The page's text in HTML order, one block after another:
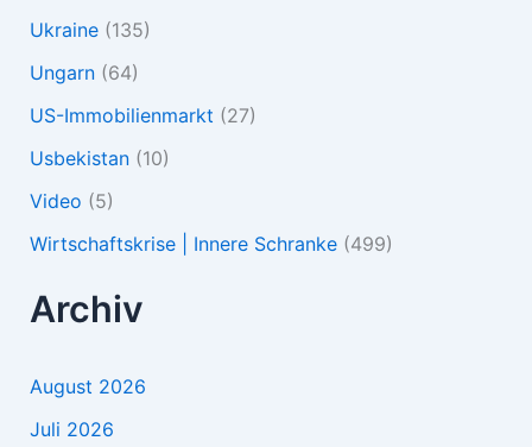
Ukraine(135)
Ungarn(64)
US-Immobilienmarkt (27)
Usbekistan(10)
Video (5)
Wirtschaftskrise | Innere Schranke(499)
Archiv
August 2026
Juli 2026